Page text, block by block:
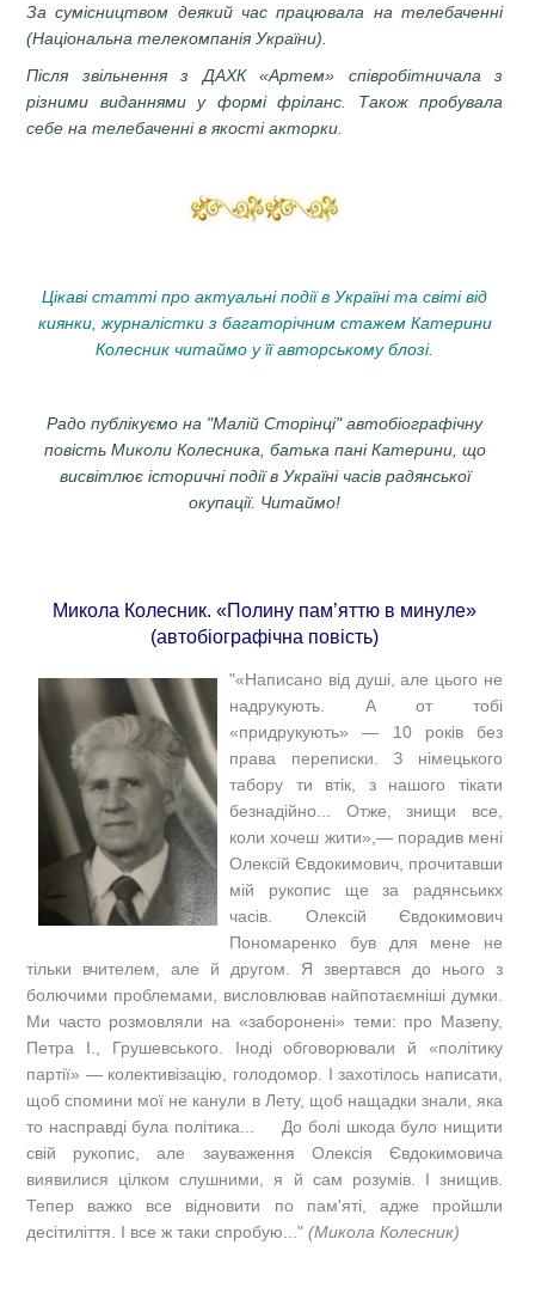
За сумісництвом деякий час працювала на телебаченні
(Національна телекомпанія України).
Після звільнення з ДАХК «Артем» співробітничала з
різними виданнями у формі фріланс. Також пробувала
себе на телебаченні в якості акторки.
Цікаві статті про актуальні події в Україні та світі від
киянки, журналістки з багаторічним стажем Катерини
Колесник читаймо у її авторському блозі.
Радо публікуємо на "Малій Сторінці" автобіографічну
повість Миколи Колесника, батька пані Катерини, що
висвітлює історичні події в Україні часів радянської
окупації. Читаймо!
Микола Колесник. «Полину пам’яттю в минуле»
(автобіографічна повість)
"«Написано від душі, але цього не
надрукують. А от тобі
«придрукують» — 10 років без
права переписки. З німецького
табору ти втік, з нашого тікати
безнадійно... Отже, знищи все,
коли хочеш жити»,— порадив мені
Олексій Євдокимович, прочитавши
мій рукопис ще за радянсьикх
часів. Олексій Євдокимович
Пономаренко був для мене не
тільки вчителем, але й другом. Я звертався до нього з
болючими проблемами, висловлював найпотаємніші думки.
Ми часто розмовляли на «заборонені» теми: про Мазепу,
Петра І., Грушевського. Іноді обговорювали й «політику
партії» — колективізацію, голодомор. І захотілось написати,
щоб спомини мої не канули в Лету, щоб нащадки знали, яка
то насправді була політика... До болі шкода було нищити
свій рукопис, але зауваження Олексія Євдокимовича
виявилися цілком слушними, я й сам розумів. І знищив.
Тепер важко все відновити по пам'яті, адже пройшли
десітиліття. І все ж таки спробую..." (Микола Колесник)